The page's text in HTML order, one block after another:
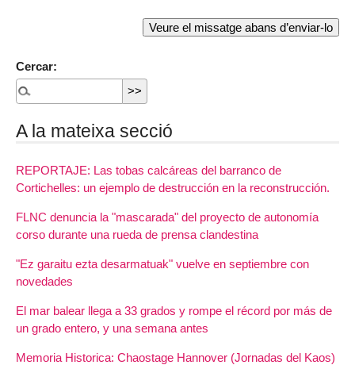
Cercar:
A la mateixa secció
REPORTAJE: Las tobas calcáreas del barranco de
Cortichelles: un ejemplo de destrucción en la reconstrucción.
FLNC denuncia la "mascarada" del proyecto de autonomía
corso durante una rueda de prensa clandestina
"Ez garaitu ezta desarmatuak" vuelve en septiembre con
novedades
El mar balear llega a 33 grados y rompe el récord por más de
un grado entero, y una semana antes
Memoria Historica: Chaostage Hannover (Jornadas del Kaos)